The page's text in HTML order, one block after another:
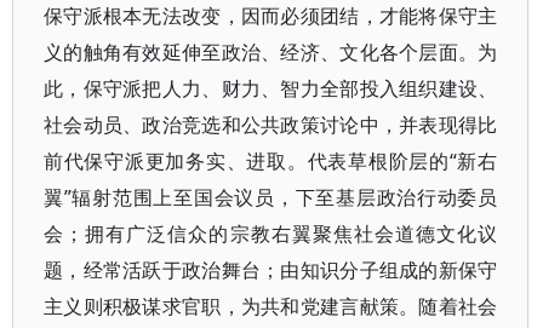
保守派根本无法改变，因而必须团结，才能将保守主
义的触角有效延伸至政治、经济、文化各个层面。为
此，保守派把人力、财力、智力全部投入组织建设、
社会动员、政治竞选和公共政策讨论中，并表现得比
前代保守派更加务实、进取。代表草根阶层的“新右
翼”辐射范围上至国会议员，下至基层政治行动委员
会；拥有广泛信众的宗教右翼聚焦社会道德文化议
题，经常活跃于政治舞台；由知识分子组成的新保守
主义则积极谋求官职，为共和党建言献策。随着社会